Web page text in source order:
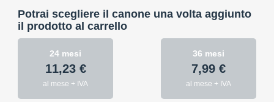
Potrai scegliere il canone una volta aggiunto
il prodotto al carrello
24 mesi
11,23 €
al mese + IVA
36 mesi
7,99 €
al mese + IVA